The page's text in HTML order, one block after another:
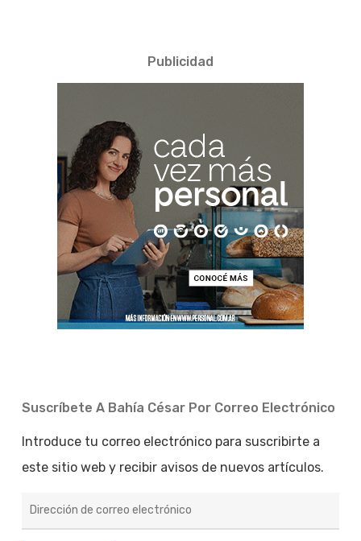
Publicidad
Suscríbete A Bahía César Por Correo Electrónico
Introduce tu correo electrónico para suscribirte a
este sitio web y recibir avisos de nuevos artículos.
de